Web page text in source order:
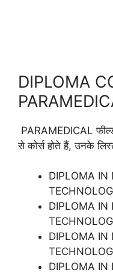
DIPLOMA
PARAMEDICAL
से कोर्स होते हैं, उनके
DIPLOMA IN
DIPLOMA IN
DIPLOMA IN
DIPLOMA IN